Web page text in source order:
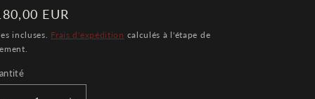
EUR
incluses. Frais d'expédition calculés à l'étape de